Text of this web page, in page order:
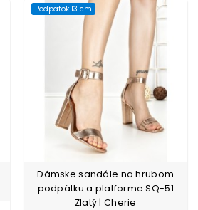
Podpätok 13 cm
Dámske sandále na hrubom
podpätku a platforme SQ-51
Zlatý | Cherie